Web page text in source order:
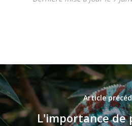
Article
L'importance de